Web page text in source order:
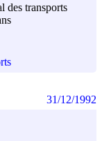
des transports
31/12/1992